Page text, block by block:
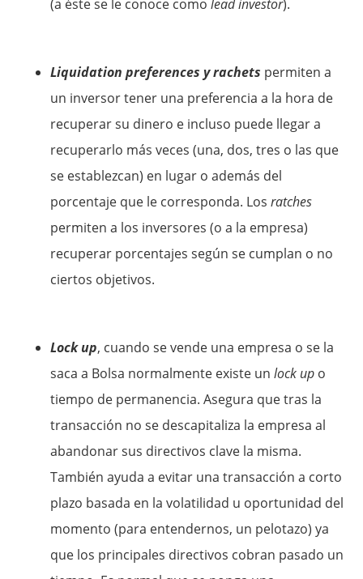
(a éste se le conoce como lead investor).
Liquidation preferences y rachets permiten a
un inversor tener una preferencia a la hora de
recuperar su dinero e incluso puede llegar a
recuperarlo más veces (una, dos, tres o las que
se establezcan) en lugar o además del
porcentaje que le corresponda. Losratches
permiten a los inversores (o a la empresa)
recuperar porcentajes según se cumplan o no
ciertos objetivos.
Lock up, cuando se vende una empresa o se la
saca a Bolsa normalmente existe un lock up o
tiempo de permanencia. Asegura que tras la
transacción no se descapitaliza la empresa al
abandonar sus directivos clave la misma.
También ayuda a evitar una transacción a corto
plazo basada en la volatilidad u oportunidad del
momento (para entendernos, un pelotazo) ya
que los principales directivos cobran pasado un